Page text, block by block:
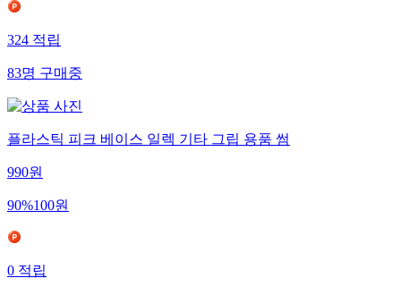
324 적립
83명 구매중
플라스틱 피크 베이스 일렉 기타 그립 용품 썸
990원
90%100원
0 적립